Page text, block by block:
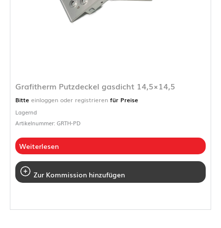
Grafitherm Putzdeckel gasdicht 14,5×14,5
Bitte einloggen oder registrieren für Preise
Lagernd
Artikelnummer: GRTH-PD
Weiterlesen
Zur Kommission hinzufügen